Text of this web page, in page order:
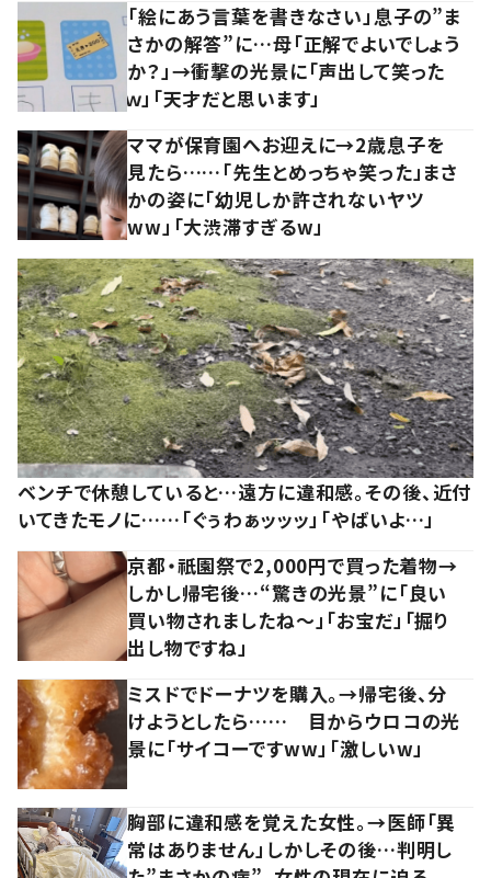
「絵にあう言葉を書きなさい」息子の”ま
さかの解答”に…母「正解でよいでしょう
か？」→衝撃の光景に「声出して笑った
ｗ」「天才だと思います」
ママが保育園へお迎えに→2歳息子を
見たら……「先生とめっちゃ笑った」まさ
かの姿に「幼児しか許されないヤツ
ww」「大渋滞すぎるw」
ベンチで休憩していると…遠方に違和感。その後、近付
いてきたモノに……「ぐぅわぁッッッ」「やばいよ…」
京都・祇園祭で2,000円で買った着物→
しかし帰宅後…“驚きの光景”に「良い
買い物されましたね～」「お宝だ」「掘り
出し物ですね」
ミスドでドーナツを購入。→帰宅後、分
けようとしたら…… 目からウロコの光
景に「サイコーですww」「激しいw」
胸部に違和感を覚えた女性。→医師「異
常はありません」しかしその後…判明し